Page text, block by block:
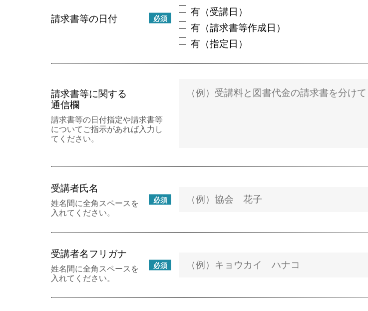
請求書等の日付 必須
有（受講日）
有（請求書等作成日）
有（指定日）
請求書等に関する
通信欄
請求書等の日付指定や請求書等
についてご指示があれば入力し
てください。
受講者氏名
必須
姓名間に全角スペースを
入れてください。
受講者名フリガナ
必須
姓名間に全角スペースを
入れてください。